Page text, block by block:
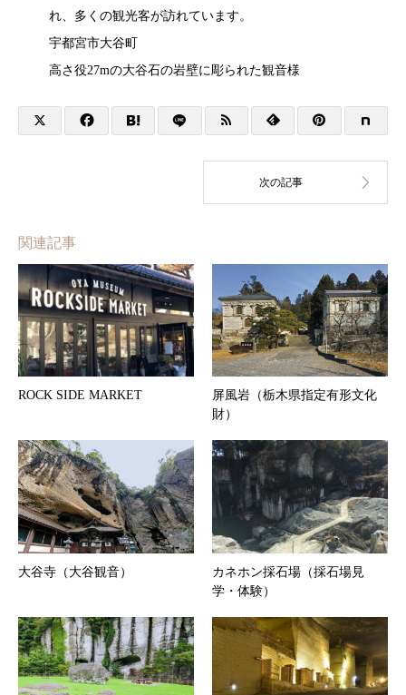
れ、多くの観光客が訪れています。
宇都宮市大谷町
高さ役27mの大谷石の岩壁に彫られた観音様
関連記事
ROCK SIDE MARKET
屏風岩（栃木県指定有形文化
財）
大谷寺（大谷観音）
カネホン採石場（採石場見
学・体験）